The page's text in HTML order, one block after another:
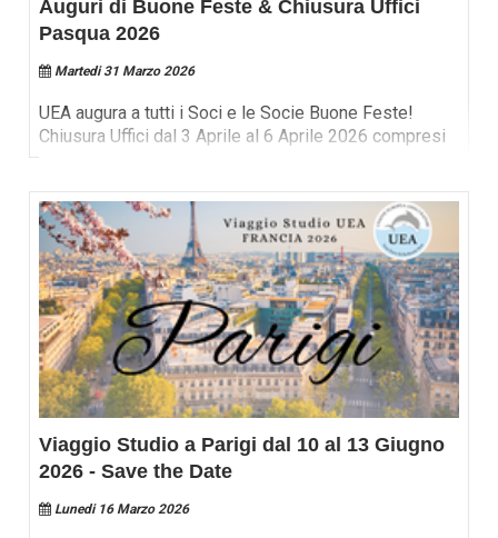
Auguri di Buone Feste & Chiusura Uffici
Pasqua 2026
Martedi 31 Marzo 2026
UEA augura a tutti i Soci e le Socie Buone Feste!
Chiusura Uffici dal 3 Aprile al 6 Aprile 2026 compresi
Viaggio Studio a Parigi dal 10 al 13 Giugno
2026 - Save the Date
Lunedi 16 Marzo 2026